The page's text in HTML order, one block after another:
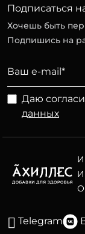
Подписаться
Хочешь быть
Подпишись на
Даю
данных
Telegram